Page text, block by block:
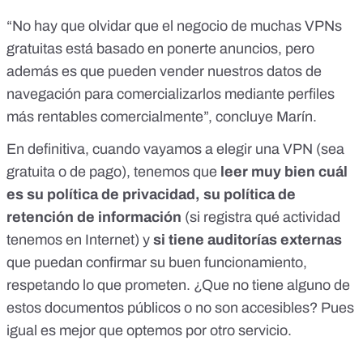
“No hay que olvidar que el negocio de muchas VPNs
gratuitas está basado en ponerte anuncios, pero
además es que pueden vender nuestros datos de
navegación para comercializarlos mediante perfiles
más rentables comercialmente”, concluye Marín.
En definitiva, cuando vayamos a elegir una VPN (sea
gratuita o de pago), tenemos que leer muy bien cuál
es su política de privacidad, su política de
retención de información (si registra qué actividad
tenemos en Internet) y si tiene auditorías externas
que puedan confirmar su buen funcionamiento,
respetando lo que prometen. ¿Que no tiene alguno de
estos documentos públicos o no son accesibles? Pues
igual es mejor que optemos por otro servicio.